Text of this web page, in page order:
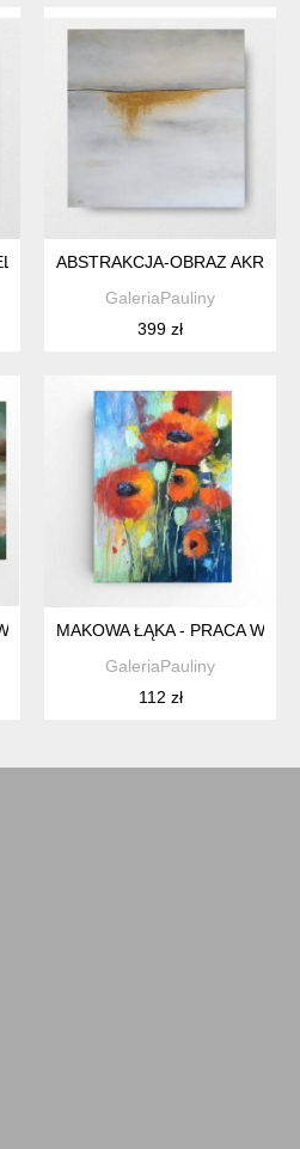
ABSTRAKCJA-OBRAZ
GaleriaPauliny
399 zł
FORMATU 30/40 CM
MAKOWA ŁĄKA - PRACA
GaleriaPauliny
112 zł